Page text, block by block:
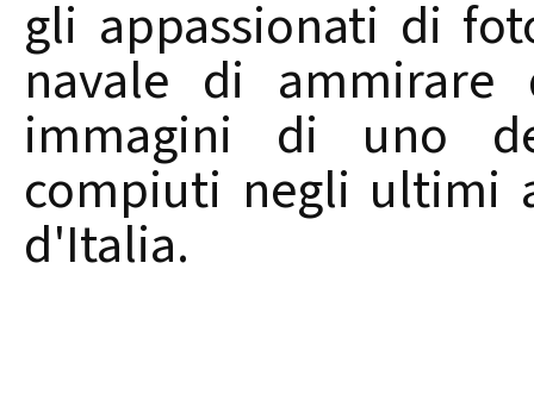
gli appassionati di
navale di
immagini di uno
compiuti negli ultimi
d'Italia.